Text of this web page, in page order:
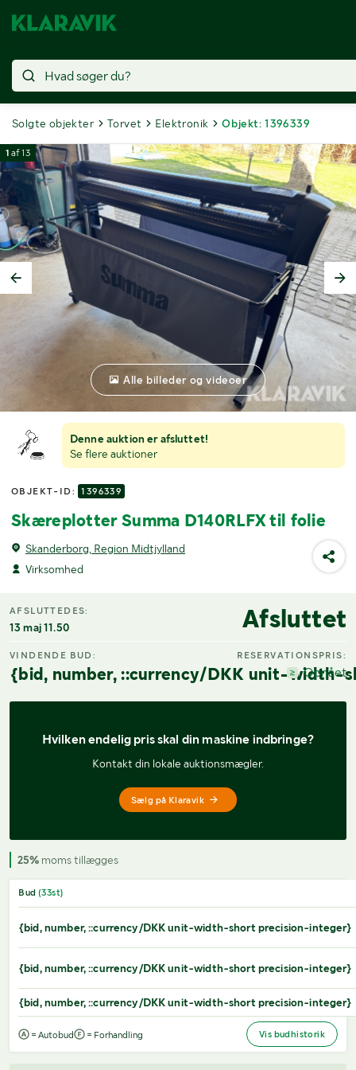
Solgte objekter Torvet Elektronik Objekt: 1396339
Denne auktion er afsluttet!
Se flere auktioner
OBJEKT-ID: 1396339
Skæreplotter Summa D140RLFX til folie
Skanderborg, Region Midtjylland
Virksomhed
1 af13
Alle billeder og videoer
AFSLUTTEDES:
13 maj 11.50 Afsluttet
VINDENDE BUD:
{bid, number, ::currency/DKK unit-width-
RESERVATIONSPRIS:
Opnået
Hvilken endelig pris skal din maskine indbringe?
Kontakt din lokale auktionsmægler.
Sælg på Klaravik
25% moms tillægges
Bud (33st)
{bid, number, ::currency/DKK unit-width-short precision-integer}
{bid, number, ::currency/DKK unit-width-short precision-integer}
{bid, number, ::currency/DKK unit-width-short precision-integer}
= Autobud = Forhandling Vis budhistorik